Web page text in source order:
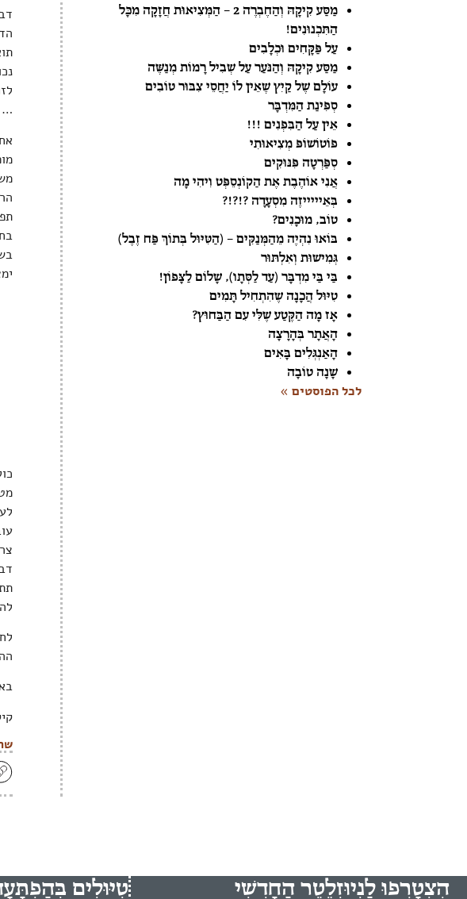
מַסַּע קִיקָהּ וְהַחֶבְרֶה 2 – הַמְּצִיאוּת חֲזָקָה מִכָּל
הַתִּכְנוּנִים!
עַל פַּקָּחִים וּכְלָבִים
מַסַּע קִיקָהּ וְהַנֹּעַר עַל שְׁבִיל רָמוֹת מְנַשֶּׁה
עוֹלָם שֶׁל קַיִץ שֶׁאֵין לוֹ יַחֲסֵי צִבּוּר טוֹבִים
סְפִינַת הַמִּדְבָּר
אֵין עַל הַבִּפְנִים !!!
פוֹטוֹשׁוֹפּ מְצִיאוּתִי
סְפַּרְטָה פִּנּוּקִים
אֲנִי אוֹהֶבֶת אֶת הַקוֹנְסֵפְּט וִיהִי מָה
בְּאֵיייייזֶה מִסְעָדָה ?!?!?
טוֹב, מוּכָנִים?
בּוֹאוּ נִהְיֶה מֵהַמְּנַקִּים – (הַטִּיּוּל בְּתוֹךְ פַּח זֶבֶל)
גְּמִישׁוּת וְאִלְתּוּר
בַּי בַּי מִדְבָּר (עַד לַסְּתָו), שָׁלוֹם לַצָּפוֹן!
טִיּוּל הֲכָנָה שֶׁהִתְחִיל תָּמִים
אָז מָה הַקֶּטַע שֶׁלִּי עִם הַבַּחוּץ?
הָאֲתָר בְּהָרָצָה
הָאַנְגְּלִים בָּאִים
שָׁנָה טוֹבָה
לכל הפוסטים »
…
הִצְטָרְפוּ לַנְיוּזְלֵטֶר הַחָדְשִׁי טִיּוּלִים